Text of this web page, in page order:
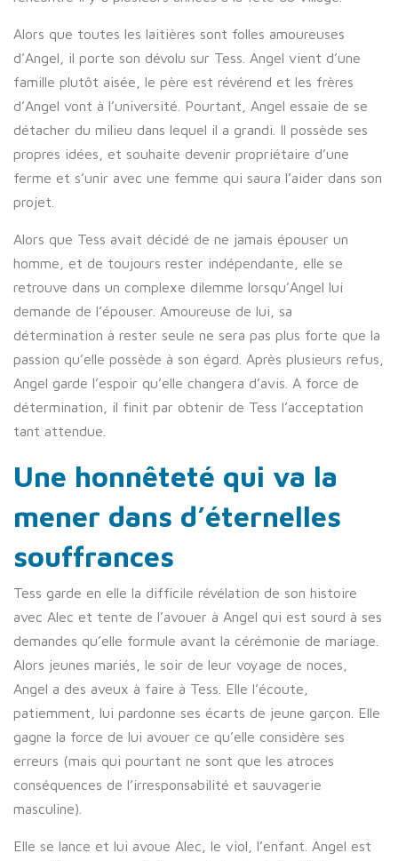
Alors que toutes les laitières sont folles amoureuses
d’Angel, il porte son dévolu sur Tess. Angel vient d’une
famille plutôt aisée, le père est révérend et les frères
d’Angel vont à l’université. Pourtant, Angel essaie de se
détacher du milieu dans lequel il a grandi. Il possède ses
propres idées, et souhaite devenir propriétaire d’une
ferme et s’unir avec une femme qui saura l’aider dans son
projet.
Alors que Tess avait décidé de ne jamais épouser un
homme, et de toujours rester indépendante, elle se
retrouve dans un complexe dilemme lorsqu’Angel lui
demande de l’épouser. Amoureuse de lui, sa
détermination à rester seule ne sera pas plus forte que la
passion qu’elle possède à son égard. Après plusieurs refus,
Angel garde l’espoir qu’elle changera d’avis. A force de
détermination, il finit par obtenir de Tess l’acceptation
tant attendue.
Une honnêteté qui va la
mener dans d’éternelles
souffrances
Tess garde en elle la difficile révélation de son histoire
avec Alec et tente de l’avouer à Angel qui est sourd à ses
demandes qu’elle formule avant la cérémonie de mariage.
Alors jeunes mariés, le soir de leur voyage de noces,
Angel a des aveux à faire à Tess. Elle l’écoute,
patiemment, lui pardonne ses écarts de jeune garçon. Elle
gagne la force de lui avouer ce qu’elle considère ses
erreurs (mais qui pourtant ne sont que les atroces
conséquences de l’irresponsabilité et sauvagerie
masculine).
Elle se lance et lui avoue Alec, le viol, l’enfant. Angel est